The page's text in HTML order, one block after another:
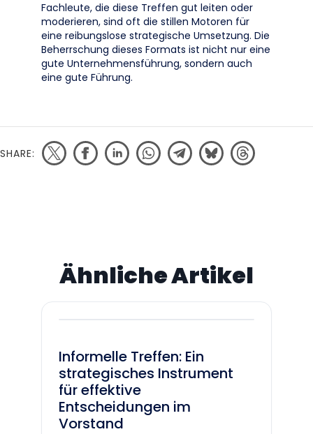
Fachleute, die diese Treffen gut leiten oder
moderieren, sind oft die stillen Motoren für
eine reibungslose strategische Umsetzung. Die
Beherrschung dieses Formats ist nicht nur eine
gute Unternehmensführung, sondern auch
eine gute Führung.
SHARE:
Ähnliche Artikel
Informelle Treffen: Ein
strategisches Instrument
für effektive
Entscheidungen im
Vorstand